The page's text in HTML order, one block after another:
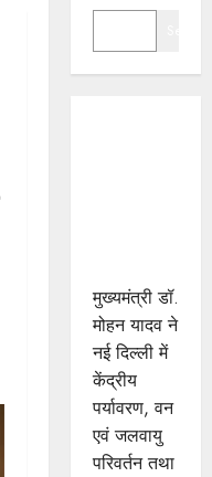
मुख्यमंत्री डॉ.
मोहन यादव ने
नई दिल्ली में
केंद्रीय
पर्यावरण, वन
एवं जलवायु
परिवर्तन तथा